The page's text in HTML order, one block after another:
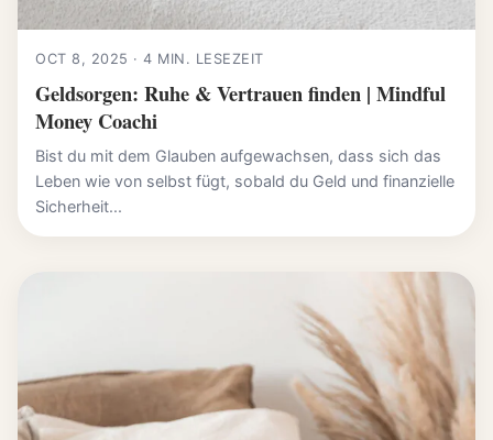
OCT 8, 2025 · 4 MIN. LESEZEIT
Geldsorgen: Ruhe & Vertrauen finden | Mindful
Money Coachi
Bist du mit dem Glauben aufgewachsen, dass sich das
Leben wie von selbst fügt, sobald du Geld und finanzielle
Sicherheit...